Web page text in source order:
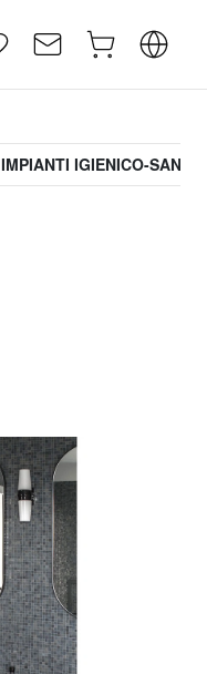
IMPIANTI IGIENICO-